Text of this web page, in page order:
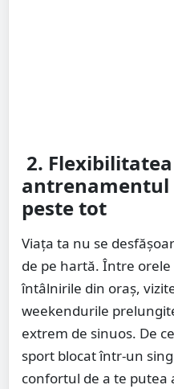
2.
antrenamentul
peste tot
Viața ta nu se
de pe hartă. Între
întâlnirile din oraș,
weekendurile
extrem de sinuos. De
sport blocat într-un
confortul de a te